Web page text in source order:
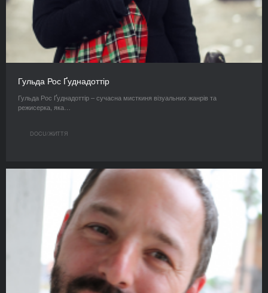
Гульда Рос Ґуднадоттір
Гульда Рос Ґуднадоттір – сучасна мисткиня візуальних жанрів та
режисерка, яка…
DOCU/ЖИТТЯ